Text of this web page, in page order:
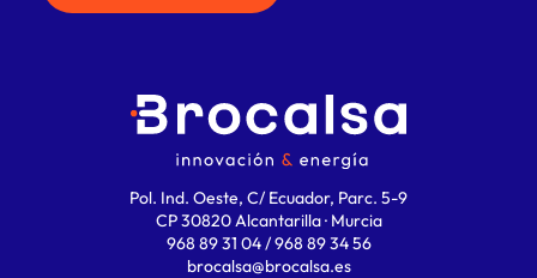
Pol. Ind. Oeste, C/ Ecuador, Parc. 5-9
CP 30820 Alcantarilla · Murcia
968 89 31 04 / 968 89 34 56
brocalsa@brocalsa.es